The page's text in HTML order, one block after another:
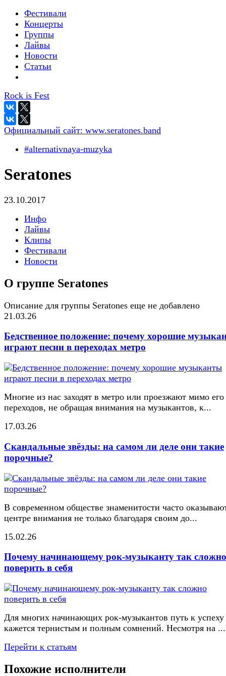
Фестивали
Концерты
Группы
Лайвы
Новости
Статьи
Rock is Fest
Официальный сайт: www.seratones.band
#alternativnaya-muzyka
Seratones
23.10.2017
Инфо
Лайвы
Клипы
Фестивали
Новости
О группе Seratones
Описание для группы Seratones еще не добавлено
21.03.26
Бедственное положение: почему хорошие
играют песни в переходах метро
Многие из нас заходят в метро или проезжают мимо его
переходов, не обращая внимания на музыкантов, к...
17.03.26
Скандальные звёзды: на самом ли деле они такие
порочные?
В современном обществе знаменитости часто
центре внимания не только благодаря своим до...
15.02.26
Почему начинающему рок-музыканту так сложно
поверить в себя
Для многих начинающих рок-музыкантов путь к успеху
кажется тернистым и полным сомнений. Несмотря на ...
Перейти к статьям
Похожие исполнители